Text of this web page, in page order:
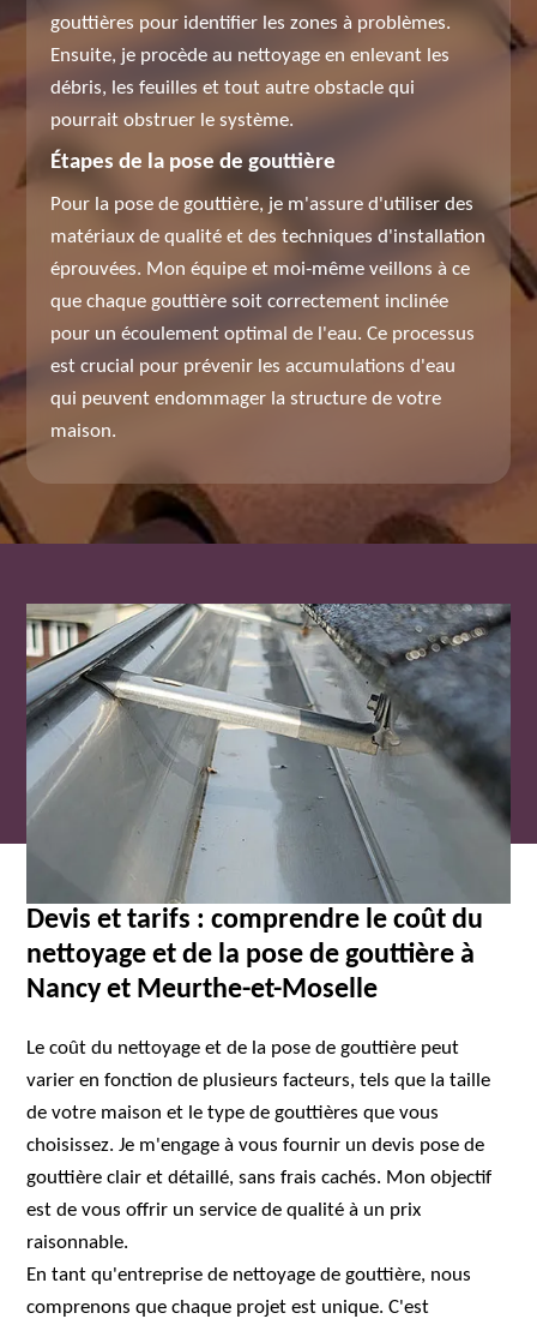
gouttières pour identifier les zones à problèmes.
Ensuite, je procède au nettoyage en enlevant les
débris, les feuilles et tout autre obstacle qui
pourrait obstruer le système.
Étapes de la pose de gouttière
Pour la pose de gouttière, je m'assure d'utiliser des
matériaux de qualité et des techniques d'installation
éprouvées. Mon équipe et moi-même veillons à ce
que chaque gouttière soit correctement inclinée
pour un écoulement optimal de l'eau. Ce processus
est crucial pour prévenir les accumulations d'eau
qui peuvent endommager la structure de votre
maison.
Devis et tarifs : comprendre le coût du
nettoyage et de la pose de gouttière à
Nancy et Meurthe-et-Moselle
Le coût du nettoyage et de la pose de gouttière peut
varier en fonction de plusieurs facteurs, tels que la taille
de votre maison et le type de gouttières que vous
choisissez. Je m'engage à vous fournir un devis pose de
gouttière clair et détaillé, sans frais cachés. Mon objectif
est de vous offrir un service de qualité à un prix
raisonnable.
En tant qu'entreprise de nettoyage de gouttière, nous
comprenons que chaque projet est unique. C'est